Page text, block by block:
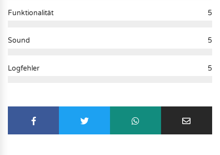
Funktionalität 5
Sound 5
Logfehler 5